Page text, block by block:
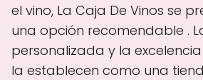
el vino, La Caja De Vinos se
una opción recomendable .
personalizada y la
la establecen como una